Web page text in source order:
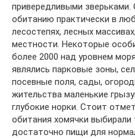
привередливыми зверьками.
обитанию практически в
лесостепях, лесных
местности. Некоторые
более 2000 над уровнем
являлись парковые зоны,
посевные поля, сады,
жительства маленькие
глубокие норки. Стоит
обитания хомячки выбирали
достаточно пищи для